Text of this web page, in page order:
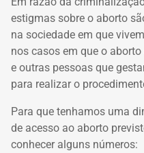
estigmas sobre o aborto
na sociedade em que
nos casos em que o
e outras pessoas que
para realizar o
Para que tenhamos uma
de acesso ao aborto
conhecer alguns números: